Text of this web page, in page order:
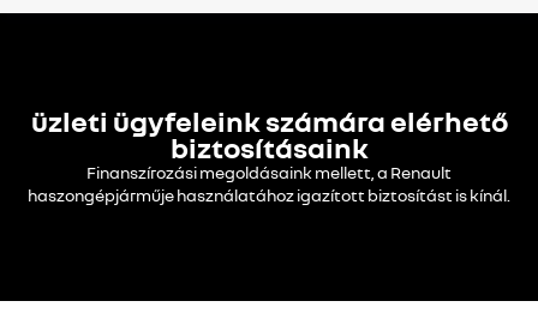
üzleti ügyfeleink számára elérhető
biztosításaink
Finanszírozási megoldásaink mellett, a Renault
haszongépjárműje használatához igazított biztosítást is kínál.